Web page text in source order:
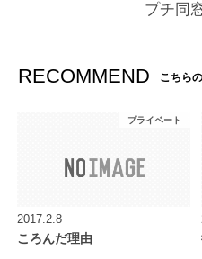
プチ同
RECOMMEND こちら
プライベート
2017.2.8
ころんだ理由